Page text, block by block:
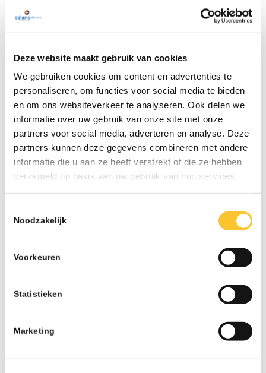
Deze website maakt gebruik van cookies
We gebruiken cookies om content en advertenties te
personaliseren, om functies voor social media te bieden
en om ons websiteverkeer te analyseren. Ook delen we
informatie over uw gebruik van onze site met onze
partners voor social media, adverteren en analyse. Deze
partners kunnen deze gegevens combineren met andere
informatie die u aan ze heeft verstrekt of die ze hebben
verzameld op basis van uw gebruik van hun services.
Noodzakelijk
Voorkeuren
Statistieken
Marketing
LAATSTE NIEUWS
Nieuwsbrief week 31 Werkkostenregeling bij
herstructurering
07-26 - 13:02
Nieuwsbrief week 30 Subsidieregeling
07-26 - 09:50
arbeidsvoorwaarden
Nieuwsbrief week 25 Wijziging wettelijk
Nieuwsbrief week 24 Subsidie Praktijkleren &